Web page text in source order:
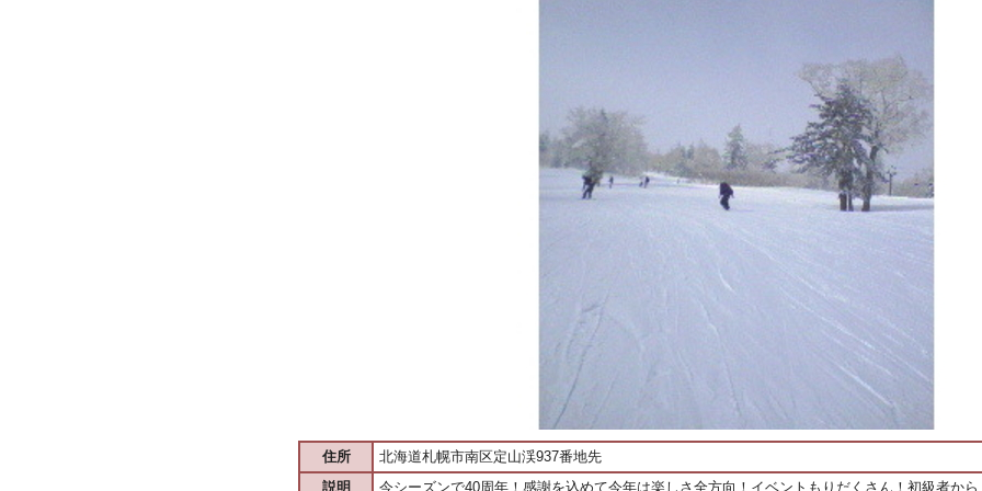
住所
北海道札幌市南区定山渓937番地先
説明
今シーズンで40周年！感謝を込めて今年は楽しさ全方向！イベントもりだくさん！初級者か